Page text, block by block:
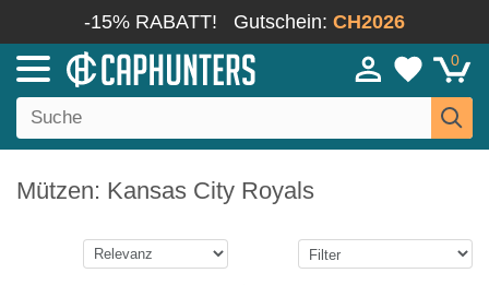
-15% RABATT! Gutschein: CH2026
0
Mützen: Kansas City Royals